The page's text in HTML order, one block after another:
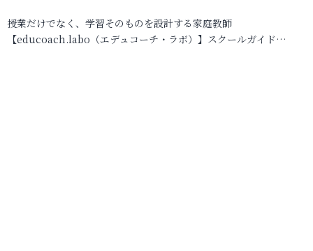
授業だけでなく、学習そのものを設計する家庭教師
【educoach.labo（エデュコーチ・ラボ）】スクールガイド…